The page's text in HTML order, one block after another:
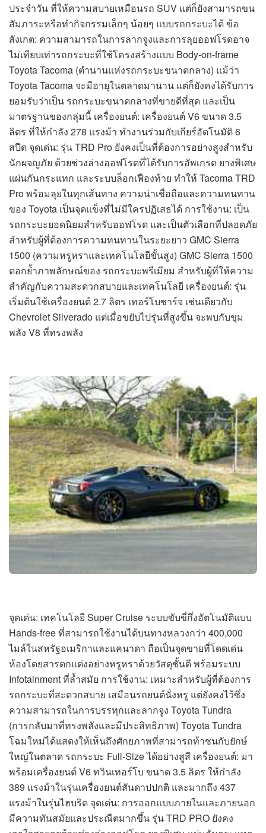
ประจำวัน ที่ให้ความสบายเหมือนรถ SUV แต่ก็ยังสามารถขน
สัมภาระหรือทำกิจกรรมเล็กๆ น้อยๆ แบบรถกระบะได้ ข้อ
สังเกต: ความสามารถในการลากจูงและการลุยออฟโรดอาจ
ไม่เทียบเท่ารถกระบะที่ใช้โครงสร้างแบบ Body-on-frame
Toyota Tacoma (ตำนานแห่งรถกระบะขนาดกลาง) แม้ว่า
Toyota Tacoma จะมีอายุในตลาดมานาน แต่ก็ยังคงได้รับการ
ยอมรับว่าเป็น รถกระบะขนาดกลางที่ขายดีที่สุด และเป็น
มาตรฐานของกลุ่มนี้ เครื่องยนต์: เครื่องยนต์ V6 ขนาด 3.5
ลิตร ที่ให้กำลัง 278 แรงม้า ทำงานร่วมกับเกียร์อัตโนมัติ 6
สปีด จุดเด่น: รุ่น TRD Pro ยังคงเป็นที่ต้องการอย่างสูงสำหรับ
นักผจญภัย ด้วยช่วงล่างออฟโรดที่ได้รับการอัพเกรด ยางพิเศษ
แผ่นกันกระแทก และระบบล็อกเฟืองท้าย ทำให้ Tacoma TRD
Pro พร้อมลุยในทุกเส้นทาง ความน่าเชื่อถือและความทนทาน
ของ Toyota เป็นจุดแข็งที่ไม่มีใครปฏิเสธได้ การใช้งาน: เป็น
รถกระบะยอดนิยมสำหรับออฟโรด และเป็นตัวเลือกที่ปลอดภัย
สำหรับผู้ที่ต้องการความทนทานในระยะยาว GMC Sierra
1500 (ความหรูหราและเทคโนโลยีขั้นสูง) GMC Sierra 1500
ตอกย้ำภาพลักษณ์ของ รถกระบะพรีเมียม สำหรับผู้ที่ให้ความ
สำคัญกับความสะดวกสบายและเทคโนโลยี เครื่องยนต์: รุ่น
เริ่มต้นใช้เครื่องยนต์ 2.7 ลิตร เทอร์โบชาร์จ เช่นเดียวกับ
Chevrolet Silverado แต่เมื่อขยับไปรุ่นที่สูงขึ้น จะพบกับขุม
พลัง V8 ที่ทรงพลัง
จุดเด่น: เทคโนโลยี Super Cruise ระบบขับขี่กึ่งอัตโนมัติแบบ
Hands-free ที่สามารถใช้งานได้บนทางหลวงกว่า 400,000
ไมล์ในสหรัฐอเมริกาและแคนาดา ถือเป็นจุดขายที่โดดเด่น
ห้องโดยสารตกแต่งอย่างหรูหราด้วยวัสดุชั้นดี พร้อมระบบ
Infotainment ที่ล้ำสมัย การใช้งาน: เหมาะสำหรับผู้ที่ต้องการ
รถกระบะที่สะดวกสบาย เสมือนรถยนต์นั่งหรู แต่ยังคงไว้ซึ่ง
ความสามารถในการบรรทุกและลากจูง Toyota Tundra
(การกลับมาที่ทรงพลังและมีประสิทธิภาพ) Toyota Tundra
โฉมใหม่ได้แสดงให้เห็นถึงศักยภาพที่สามารถท้าชนกับยักษ์
ใหญ่ในตลาด รถกระบะ Full-Size ได้อย่างสูสี เครื่องยนต์: มา
พร้อมเครื่องยนต์ V6 ทวินเทอร์โบ ขนาด 3.5 ลิตร ให้กำลัง
389 แรงม้าในรุ่นเครื่องยนต์สันดาปปกติ และมากถึง 437
แรงม้าในรุ่นไฮบริด จุดเด่น: การออกแบบภายในและภายนอก
มีความทันสมัยและประณีตมากขึ้น รุ่น TRD PRO ยังคง